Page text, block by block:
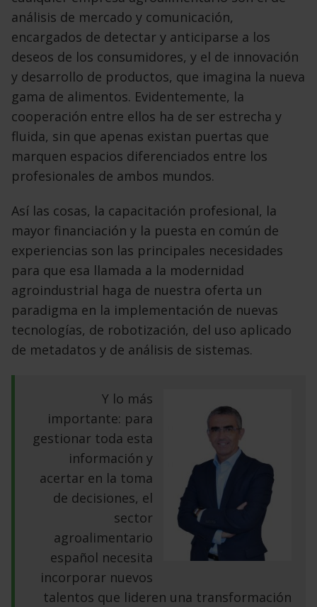
análisis de mercado y comunicación,
encargados de detectar y anticiparse a los
deseos de los consumidores, y el de innovación
y desarrollo de productos, que imagina la nueva
gama de alimentos. Evidentemente, la
cooperación entre ellos ha de ser estrecha y
fluida, sin que apenas existan puertas que
marquen espacios diferenciados entre los
profesionales de ambos mundos.
Así las cosas, la capacitación profesional, la
mayor financiación y la puesta en común de
experiencias son las principales necesidades
para que esa llamada a la modernidad
agroindustrial haga de nuestra oferta un
paradigma en la implementación de nuevas
tecnologías, de robotización, del uso aplicado
de metadatos y de análisis de sistemas.
Y lo más
importante: para
gestionar toda esta
información y
acertar en la toma
de decisiones, el
sector
agroalimentario
español necesita
incorporar nuevos
talentos que lideren una transformación